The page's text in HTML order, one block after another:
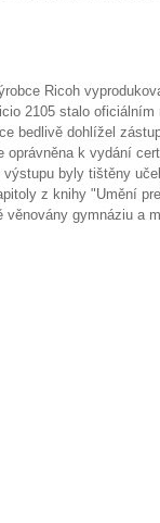
Ricoh
2105 stalo
bedlivě dohlížel
oprávněna k vydání
byly tištěny
z knihy "Umění
věnovány gymnáziu a